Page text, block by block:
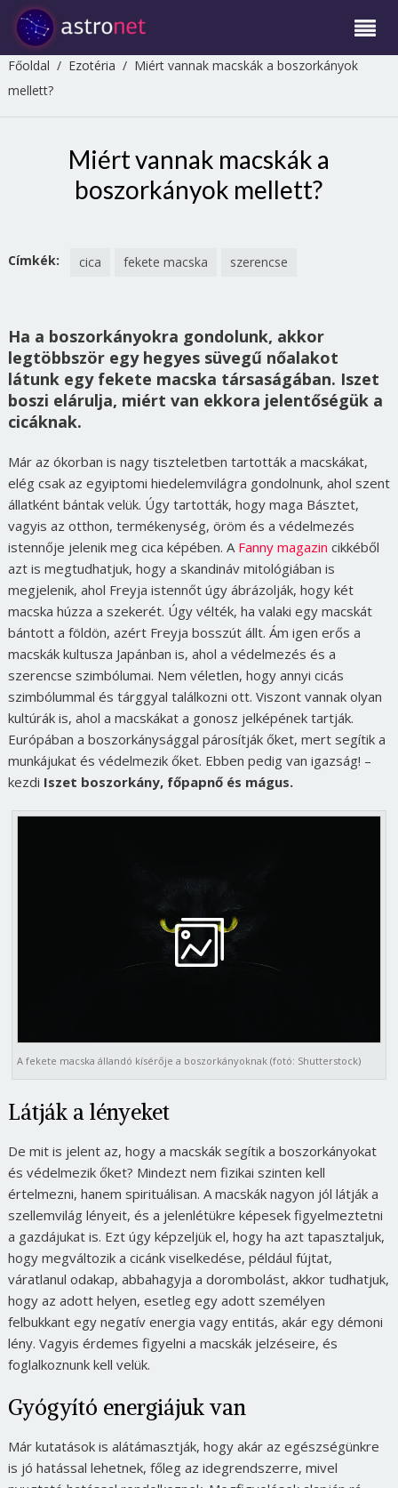
Főoldal / Ezotéria / Miért vannak macskák a boszorkányok
mellett?
Miért vannak macskák a
boszorkányok mellett?
Címkék: cica fekete macska szerencse
Ha a boszorkányokra gondolunk, akkor
legtöbbször egy hegyes süvegű nőalakot
látunk egy fekete macska társaságában. Iszet
boszi elárulja, miért van ekkora jelentőségük a
cicáknak.
Már az ókorban is nagy tiszteletben tartották a macskákat,
elég csak az egyiptomi hiedelemvilágra gondolnunk, ahol szent
állatként bántak velük. Úgy tartották, hogy maga Básztet,
vagyis az otthon, termékenység, öröm és a védelmezés
istennője jelenik meg cica képében. AFanny magazin cikkéből
azt is megtudhatjuk, hogy a skandináv mitológiában is
megjelenik, ahol Freyja istennőt úgy ábrázolják, hogy két
macska húzza a szekerét. Úgy vélték, ha valaki egy macskát
bántott a földön, azért Freyja bosszút állt. Ám igen erős a
macskák kultusza Japánban is, ahol a védelmezés és a
szerencse szimbólumai. Nem véletlen, hogy annyi cicás
szimbólummal és tárggyal találkozni ott. Viszont vannak olyan
kultúrák is, ahol a macskákat a gonosz jelképének tartják.
Európában a boszorkánysággal párosítják őket, mert segítik a
munkájukat és védelmezik őket. Ebben pedig van igazság! –
kezdi Iszet boszorkány, főpapnő és mágus.
A fekete macska állandó kísérője a boszorkányoknak (fotó: Shutterstock)
Látják a lényeket
De mit is jelent az, hogy a macskák segítik a boszorkányokat
és védelmezik őket? Mindezt nem fizikai szinten kell
értelmezni, hanem spirituálisan. A macskák nagyon jól látják a
szellemvilág lényeit, és a jelenlétükre képesek figyelmeztetni
a gazdájukat is. Ezt úgy képzeljük el, hogy ha azt tapasztaljuk,
hogy megváltozik a cicánk viselkedése, például fújtat,
váratlanul odakap, abbahagyja a dorombolást, akkor tudhatjuk,
hogy az adott helyen, esetleg egy adott személyen
felbukkant egy negatív energia vagy entitás, akár egy démoni
lény. Vagyis érdemes figyelni a macskák jelzéseire, és
foglalkoznunk kell velük.
Gyógyító energiájuk van
Már kutatások is alátámasztják, hogy akár az egészségünkre
is jó hatással lehetnek, főleg az idegrendszerre, mivel